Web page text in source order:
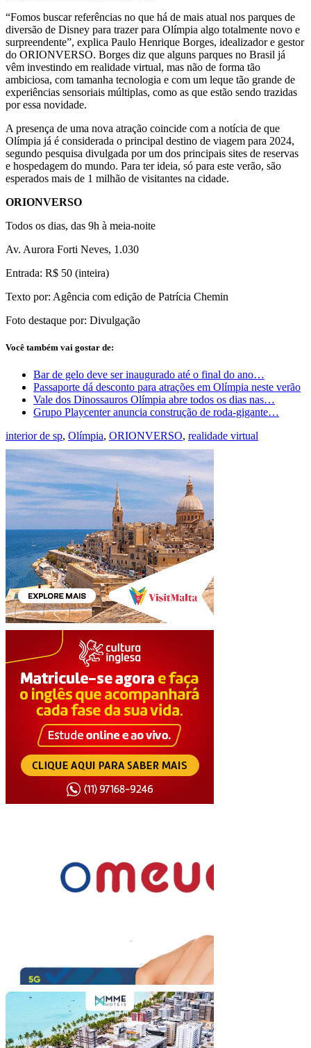
“Fomos buscar referências no que há de mais atual nos parques de
diversão de Disney para trazer para Olímpia algo totalmente novo e
surpreendente”, explica Paulo Henrique Borges, idealizador e gestor
do ORIONVERSO. Borges diz que alguns parques no Brasil já
vêm investindo em realidade virtual, mas não de forma tão
ambiciosa, com tamanha tecnologia e com um leque tão grande de
experiências sensoriais múltiplas, como as que estão sendo trazidas
por essa novidade.
A presença de uma nova atração coincide com a notícia de que
Olímpia já é considerada o principal destino de viagem para 2024,
segundo pesquisa divulgada por um dos principais sites de reservas
e hospedagem do mundo. Para ter ideia, só para este verão, são
esperados mais de 1 milhão de visitantes na cidade.
ORIONVERSO
Todos os dias, das 9h à meia-noite
Av. Aurora Forti Neves, 1.030
Entrada: R$ 50 (inteira)
Texto por: Agência com edição de Patrícia Chemin
Foto destaque por: Divulgação
Você também vai gostar de:
Bar de gelo deve ser inaugurado até o final do ano…
Passaporte dá desconto para atrações em Olímpia neste verão
Vale dos Dinossauros Olímpia abre todos os dias nas…
Grupo Playcenter anuncia construção de roda-gigante…
interior de sp, Olímpia, ORIONVERSO, realidade virtual